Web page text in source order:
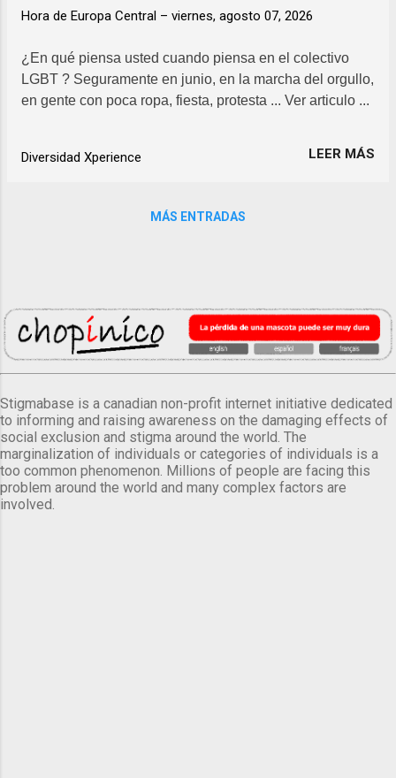
Hora de Europa Central – viernes, agosto 07, 2026
¿En qué piensa usted cuando piensa en el colectivo
LGBT ? Seguramente en junio, en la marcha del orgullo,
en gente con poca ropa, fiesta, protesta ... Ver articulo ...
Diversidad Xperience LEER MÁS
MÁS ENTRADAS
Stigmabase is a canadian non-profit internet initiative dedicated
to informing and raising awareness on the damaging effects of
social exclusion and stigma around the world. The
marginalization of individuals or categories of individuals is a
too common phenomenon. Millions of people are facing this
problem around the world and many complex factors are
involved.